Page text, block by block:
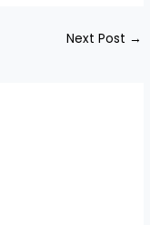
Next Post →